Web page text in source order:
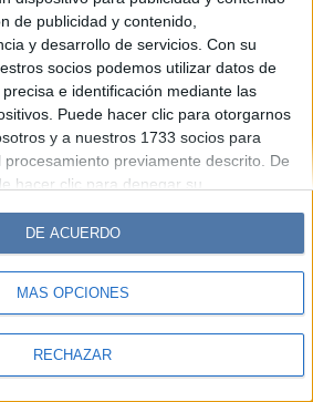
de publicidad y contenido,
y desarrollo de servicios. Con su
socios podemos utilizar datos de
e identificación mediante las
Puede hacer clic para otorgarnos
y a nuestros 1733 socios para
previamente descrito. De
hacer clic para denegar su
antes de otorgar su consentimiento.
procesamiento de sus datos
de su consentimiento, pero usted
tal procesamiento. Sus
su consentimiento en cualquier
MÁS OPCIONES
RECHAZAR
DE ACUERDO